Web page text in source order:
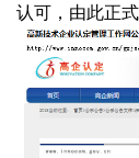
认可，由此正